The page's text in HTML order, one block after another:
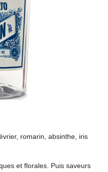
romarin, absinthe, iris
et florales. Puis saveurs